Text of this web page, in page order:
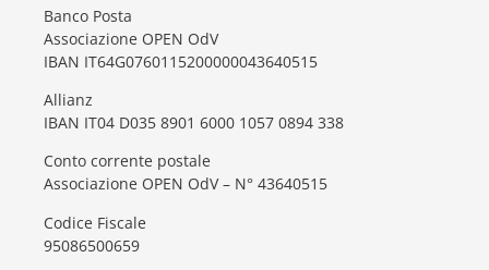
Banco Posta
Associazione OPEN OdV
IBAN IT64G0760115200000043640515
Allianz
IBAN IT04 D035 8901 6000 1057 0894 338
Conto corrente postale
Associazione OPEN OdV – N° 43640515
Codice Fiscale
95086500659